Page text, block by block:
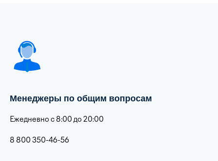
Менеджеры по общим вопросам
Ежедневно с 8:00 до 20:00
8 800 350-46-56